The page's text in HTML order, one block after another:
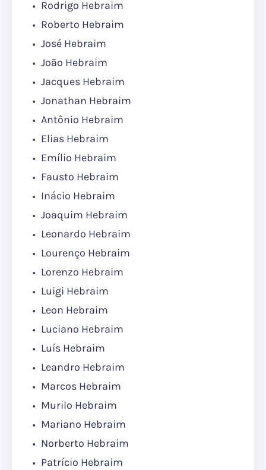
Rodrigo Hebraim
Roberto Hebraim
José Hebraim
João Hebraim
Jacques Hebraim
Jonathan Hebraim
Antônio Hebraim
Elias Hebraim
Emílio Hebraim
Fausto Hebraim
Inácio Hebraim
Joaquim Hebraim
Leonardo Hebraim
Lourenço Hebraim
Lorenzo Hebraim
Luigi Hebraim
Leon Hebraim
Luciano Hebraim
Luís Hebraim
Leandro Hebraim
Marcos Hebraim
Murilo Hebraim
Mariano Hebraim
Norberto Hebraim
Patrício Hebraim